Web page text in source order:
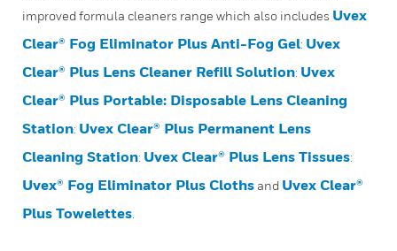
improved formula cleaners range which also includes Uvex
Clear® Fog Eliminator Plus Anti-Fog Gel: Uvex
Clear® Plus Lens Cleaner Refill Solution: Uvex
Clear® Plus Portable: Disposable Lens Cleaning
Station: Uvex Clear® Plus Permanent Lens
Cleaning Station: Uvex Clear® Plus Lens Tissues:
Uvex® Fog Eliminator Plus Cloths and Uvex Clear®
Plus Towelettes